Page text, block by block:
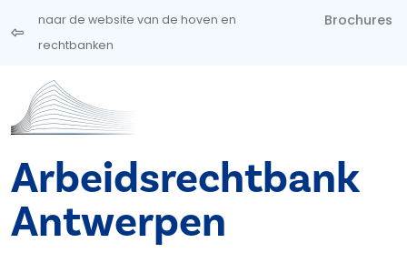
Overslaan en naar de inhoud gaan
naar de website van de hoven en
rechtbanken
Brochures
Arbeidsrechtbank
Antwerpen